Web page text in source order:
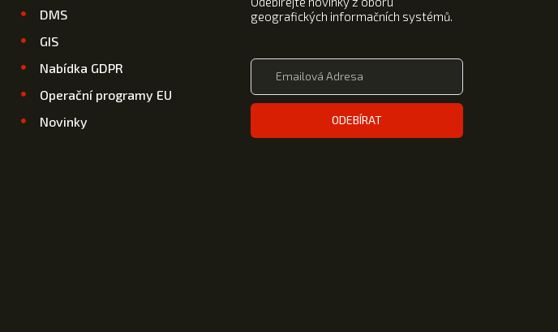
DMS
GIS
Nabídka GDPR
Operační programy EU
Novinky
geografických informačních systémů.
ODEBÍRAT